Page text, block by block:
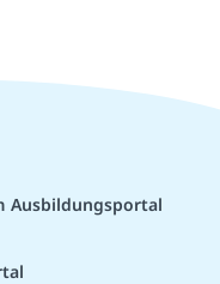
Ausbildungsportal